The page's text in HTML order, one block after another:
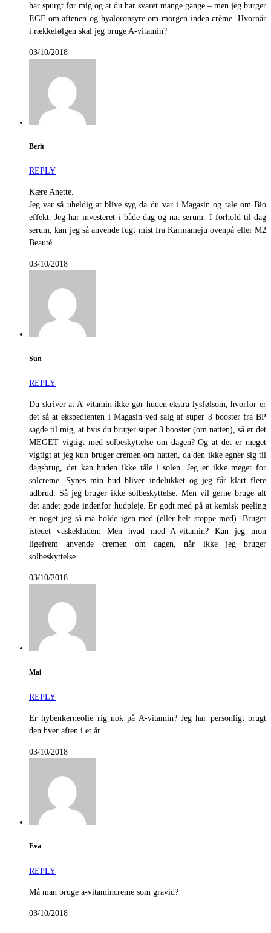
har spurgt før mig og at du har svaret mange gange – men jeg burger
EGF om aftenen og hyaloronsyre om morgen inden crème. Hvornår
i rækkefølgen skal jeg bruge A-vitamin?
03/10/2018
Berit
REPLY
Kære Anette.
Jeg var så uheldig at blive syg da du var i Magasin og tale om Bio
effekt. Jeg har investeret i både dag og nat serum. I forhold til dag
serum, kan jeg så anvende fugt mist fra Karmameju ovenpå eller M2
Beauté.
03/10/2018
Sun
REPLY
Du skriver at A-vitamin ikke gør huden ekstra lysfølsom, hvorfor er
det så at ekspedienten i Magasin ved salg af super 3 booster fra BP
sagde til mig, at hvis du bruger super 3 booster (om natten), så er det
MEGET vigtigt med solbeskyttelse om dagen? Og at det er meget
vigtigt at jeg kun bruger cremen om natten, da den ikke egner sig til
dagsbrug, det kan huden ikke tåle i solen. Jeg er ikke meget for
solcreme. Synes min hud bliver indelukket og jeg får klart flere
udbrud. Så jeg bruger ikke solbeskyttelse. Men vil gerne bruge alt
det andet gode indenfor hudpleje. Er godt med på at kemisk peeling
er noget jeg så må holde igen med (eller helt stoppe med). Bruger
istedet vaskekluden. Men hvad med A-vitamin? Kan jeg mon
ligefrem anvende cremen om dagen, når ikke jeg bruger
solbeskyttelse.
03/10/2018
Mai
REPLY
Er hybenkerneolie rig nok på A-vitamin? Jeg har personligt brugt
den hver aften i et år.
03/10/2018
Eva
REPLY
Må man bruge a-vitamincreme som gravid?
03/10/2018